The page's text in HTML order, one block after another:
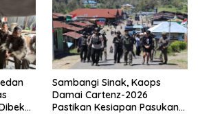
Sambangi Sinak, Kaops
Damai Cartenz-2026
Pastikan Kesiapan Pasukan